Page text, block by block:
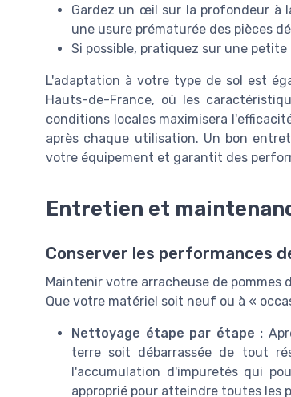
Gardez un œil sur la profondeur à
une usure prématurée des pièces
Si possible, pratiquez sur une
L'adaptation à votre type de sol est
Hauts-de-France, où les
conditions locales maximisera
après chaque utilisation. Un bon
votre équipement et garantit des
Entretien et
Conserver les performances
Maintenir votre arracheuse de
Que votre matériel soit neuf ou à «
Nettoyage étape par étape :
terre soit débarrassée de tout
l'accumulation d'impuretés qui
approprié pour atteindre toutes les